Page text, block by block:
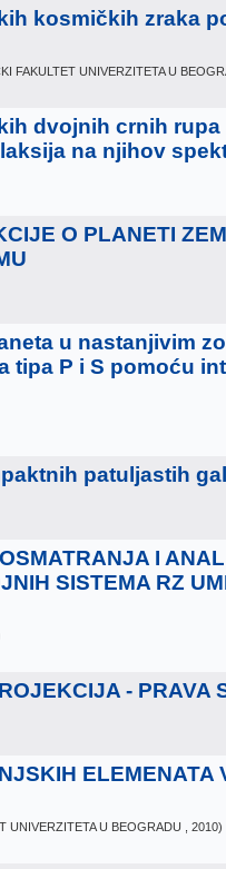
kosmičkih zraka
FAKULTET UNIVERZITETA U
dvojnih crnih rupa
na njihov
O PLANETI
u nastanjivim
tipa P i S pomoću
patuljastih
I
SISTEMA RZ
- PRAVA
ELEMENATA
UNIVERZITETA U BEOGRADU , 2010)